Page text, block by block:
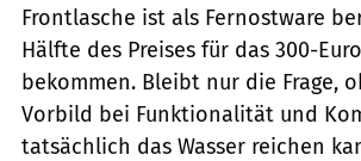
Frontlasche ist als Fernostware
Hälfte des Preises für das 300-
bekommen. Bleibt nur die Frage,
Vorbild bei Funktionalität und
tatsächlich das Wasser reichen